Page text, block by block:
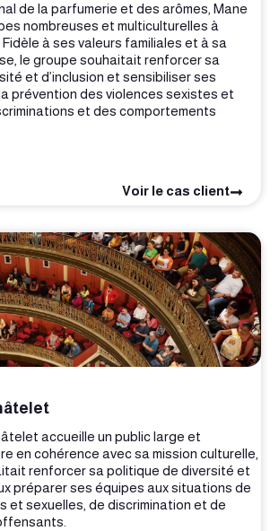
de la parfumerie et des arômes, Mane
nombreuses et multiculturelles à
à ses valeurs familiales et à sa
le groupe souhaitait renforcer sa
et d’inclusion et sensibiliser ses
prévention des violences sexistes et
et des comportements
Voir le cas client
accueille un public large et
en cohérence avec sa mission culturelle,
renforcer sa politique de diversité et
préparer ses équipes aux situations de
et sexuelles, de discrimination et de